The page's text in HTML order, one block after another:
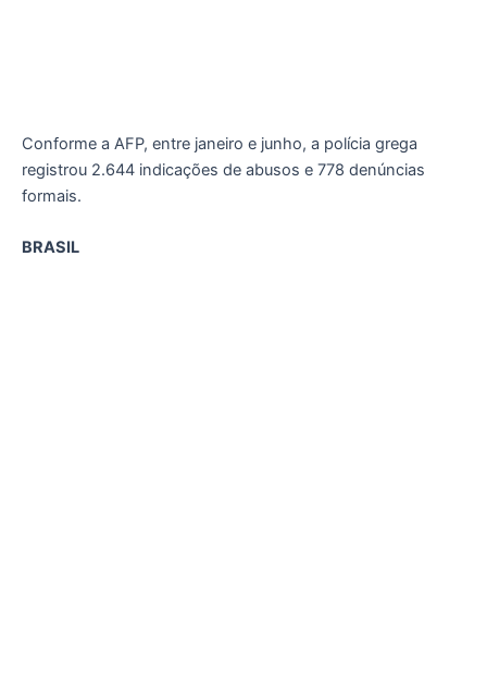
Conforme a AFP, entre janeiro e junho, a polícia grega
registrou 2.644 indicações de abusos e 778 denúncias
formais.
BRASIL